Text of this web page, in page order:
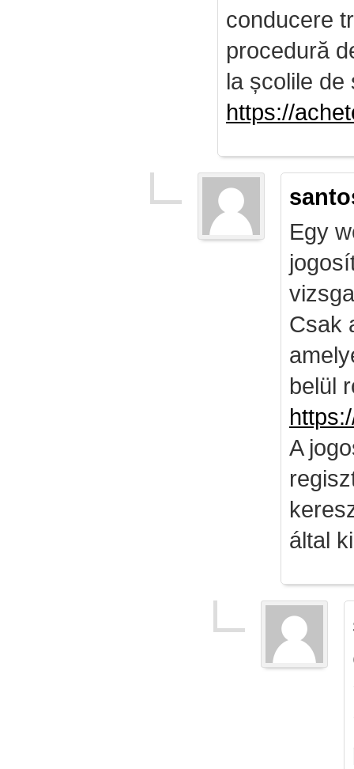
conducere
procedură
la școlile de
https://
Egy
Csak
belül
A
által